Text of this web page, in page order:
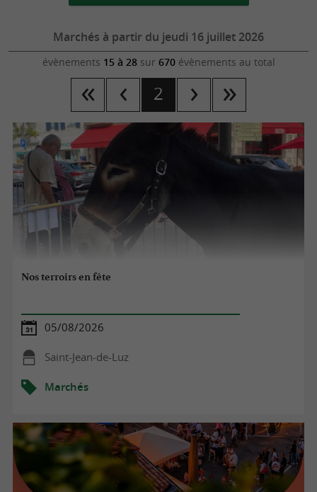
Marchés à partir du jeudi 16 juillet 2026
évènements 15 à 28sur 670évènements au total
2
Nos terroirs en fête
05/08/2026
Saint-Jean-de-Luz
Marchés